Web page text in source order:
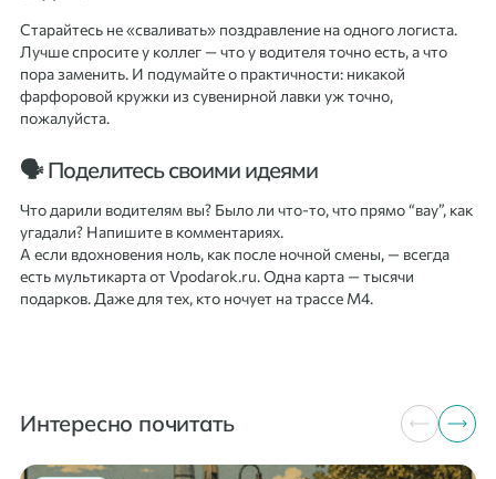
Старайтесь не «сваливать» поздравление на одного логиста.
Лучше спросите у коллег — что у водителя точно есть, а что
пора заменить. И подумайте о практичности: никакой
фарфоровой кружки из сувенирной лавки уж точно,
пожалуйста.
🗣 Поделитесь своими идеями
Что дарили водителям вы? Было ли что-то, что прямо “вау”, как
угадали? Напишите в комментариях.
А если вдохновения ноль, как после ночной смены, — всегда
есть мультикарта от Vpodarok.ru. Одна карта — тысячи
подарков. Даже для тех, кто ночует на трассе М4.
Интересно почитать